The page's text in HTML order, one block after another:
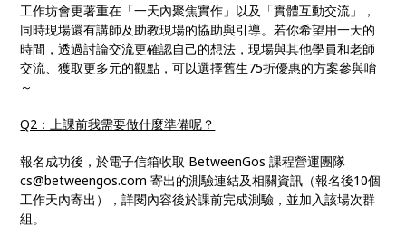
工作坊會更著重在「一天內聚焦實作」以及「實體互動交流」，
同時現場還有講師及助教現場的協助與引導。若你希望用一天的
時間，透過討論交流更確認自己的想法，現場與其他學員和老師
交流、獲取更多元的觀點，可以選擇舊生75折優惠的方案參與唷
～
Q2：上課前我需要做什麼準備呢？
報名成功後，於電子信箱收取 BetweenGos 課程營運團隊
cs@betweengos.com 寄出的測驗連結及相關資訊（報名後10個
工作天內寄出），詳閱內容後於課前完成測驗，並加入該場次群
組。